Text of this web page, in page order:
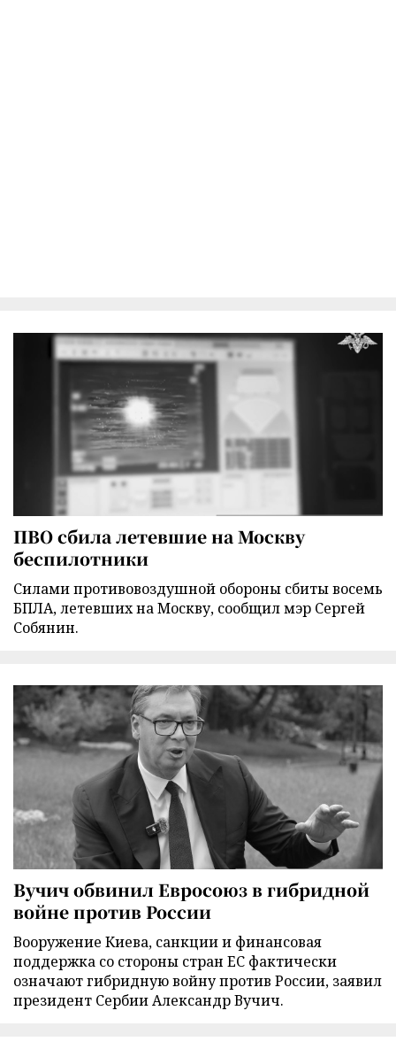
ПВО сбила летевшие на Москву
беспилотники
Силами противовоздушной обороны сбиты восемь
БПЛА, летевших на Москву, сообщил мэр Сергей
Собянин.
Вучич обвинил Евросоюз в гибридной
войне против России
Вооружение Киева, санкции и финансовая
поддержка со стороны стран ЕС фактически
означают гибридную войну против России, заявил
президент Сербии Александр Вучич.